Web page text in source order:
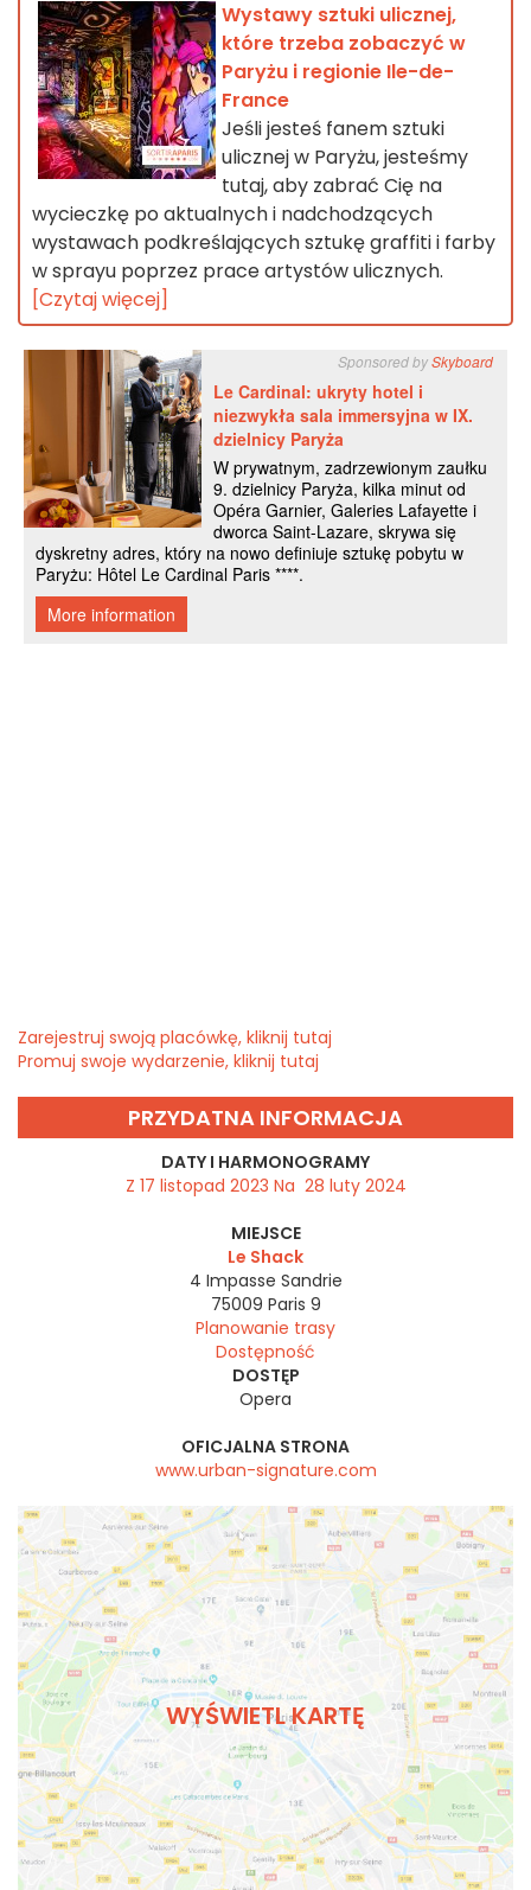
Wystawy sztuki ulicznej,
które trzeba zobaczyć w
Paryżu i regionie Ile-de-
France
Jeśli jesteś fanem sztuki
ulicznej w Paryżu, jesteśmy
tutaj, aby zabrać Cię na
wycieczkę po aktualnych i nadchodzących
wystawach podkreślających sztukę graffiti i farby
w sprayu poprzez prace artystów ulicznych.
[Czytaj więcej]
Zarejestruj swoją placówkę, kliknij tutaj
Promuj swoje wydarzenie, kliknij tutaj
PRZYDATNA INFORMACJA
DATY I HARMONOGRAMY
Z 17 listopad 2023 Na 28 luty 2024
MIEJSCE
Le Shack
4 Impasse Sandrie
75009 Paris 9
Planowanie trasy
Dostępność
DOSTĘP
Opera
OFICJALNA STRONA
www.urban-signature.com
WYŚWIETL KARTĘ